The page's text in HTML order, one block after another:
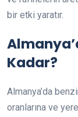
bir etki yaratır.
Kadar?
Almanya’da
oranlarına ve